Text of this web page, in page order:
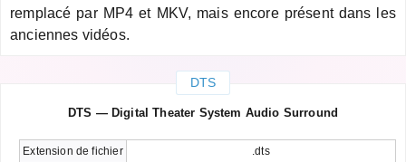
remplacé par MP4 et MKV, mais encore présent dans les
anciennes vidéos.
DTS
DTS — Digital Theater System Audio Surround
Extension de fichier
.dts